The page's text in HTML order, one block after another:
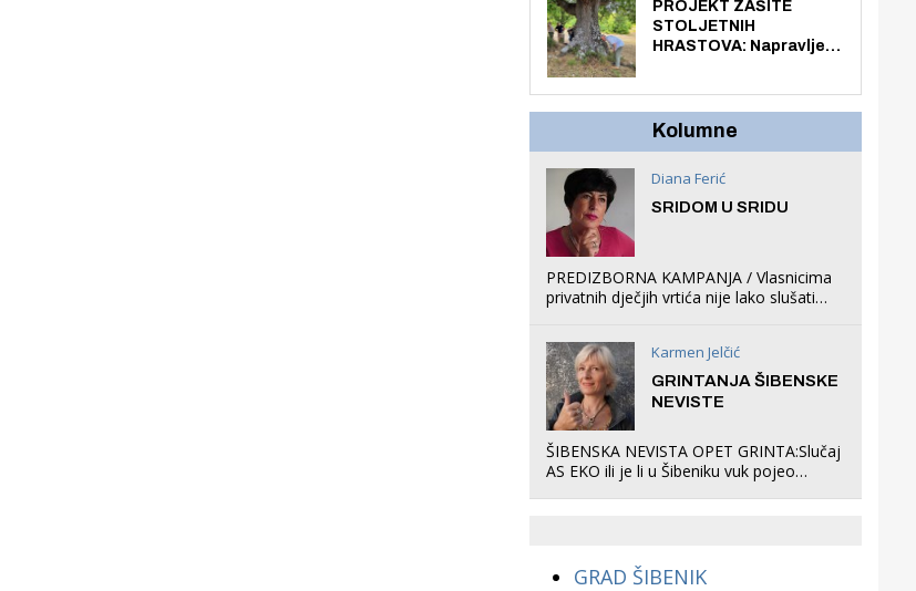
električnim biciklom.
PROJEKT ZAŠITE
STOLJETNIH
HRASTOVA: Napravljen
Kolumne
Diana Ferić
SRIDOM U SRIDU
PREDIZBORNA KAMPANJA / Vlasnicima
privatnih dječjih vrtića nije lako slušati
što oni rade u Šibeniku ne postoji
Karmen Jelčić
GRINTANJA ŠIBENSKE
NEVISTE
ŠIBENSKA NEVISTA OPET GRINTA:Slučaj
AS EKO ili je li u Šibeniku vuk pojeo
GRAD ŠIBENIK